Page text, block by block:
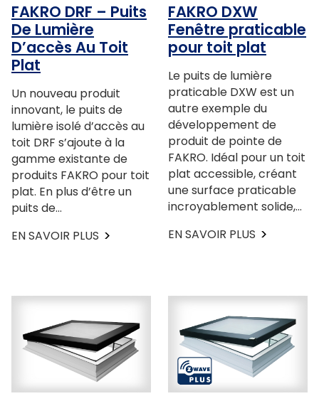
FAKRO DRF – Puits
De Lumière
D’accès Au Toit
Plat
Un nouveau produit
innovant, le puits de
lumière isolé d’accès au
toit DRF s’ajoute à la
gamme existante de
produits FAKRO pour toit
plat. En plus d’être un
puits de…
EN SAVOIR PLUS
FAKRO DXW
Fenêtre praticable
pour toit plat
Le puits de lumière
praticable DXW est un
autre exemple du
développement de
produit de pointe de
FAKRO. Idéal pour un toit
plat accessible, créant
une surface praticable
incroyablement solide,…
EN SAVOIR PLUS